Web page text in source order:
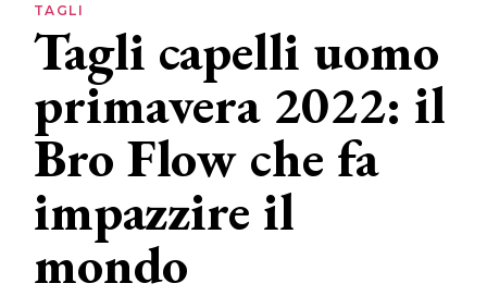
Lifestyle
News
News
aziende
TAGLI
Tagli capelli uomo
primavera 2022: il
Bro Flow che fa
impazzire il
mondo